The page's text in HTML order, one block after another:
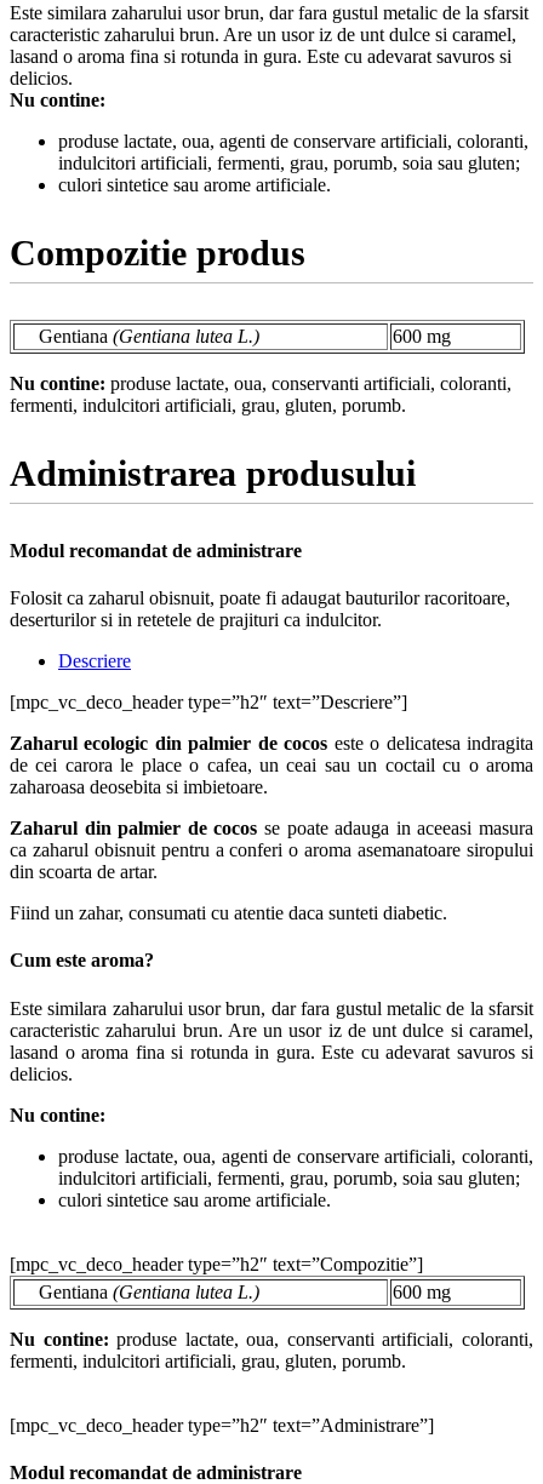
Este similara zaharului usor brun, dar fara gustul metalic de la sfarsit
caracteristic zaharului brun. Are un usor iz de unt dulce si caramel,
lasand o aroma fina si rotunda in gura. Este cu adevarat savuros si
delicios.
Nu contine:
produse lactate, oua, agenti de conservare artificiali, coloranti,
indulcitori artificiali, fermenti, grau, porumb, soia sau gluten;
culori sintetice sau arome artificiale.
Compozitie produs
Gentiana (Gentiana lutea L.) 600 mg
Nu contine: produse lactate, oua, conservanti artificiali, coloranti,
fermenti, indulcitori artificiali, grau, gluten, porumb.
Administrarea produsului
Modul recomandat de administrare
Folosit ca zaharul obisnuit, poate fi adaugat bauturilor racoritoare,
deserturilor si in retetele de prajituri ca indulcitor.
Descriere
[mpc_vc_deco_header type=”h2″ text=”Descriere”]
Zaharul ecologic din palmier de cocos este o delicatesa indragita
de cei carora le place o cafea, un ceai sau un coctail cu o aroma
zaharoasa deosebita si imbietoare.
Zaharul din palmier de cocos se poate adauga in aceeasi masura
ca zaharul obisnuit pentru a conferi o aroma asemanatoare siropului
din scoarta de artar.
Fiind un zahar, consumati cu atentie daca sunteti diabetic.
Cum este aroma?
Este similara zaharului usor brun, dar fara gustul metalic de la sfarsit
caracteristic zaharului brun. Are un usor iz de unt dulce si caramel,
lasand o aroma fina si rotunda in gura. Este cu adevarat savuros si
delicios.
Nu contine:
produse lactate, oua, agenti de conservare artificiali, coloranti,
indulcitori artificiali, fermenti, grau, porumb, soia sau gluten;
culori sintetice sau arome artificiale.
[mpc_vc_deco_header type=”h2″ text=”Compozitie”]
Gentiana (Gentiana lutea L.) 600 mg
Nu contine: produse lactate, oua, conservanti artificiali, coloranti,
fermenti, indulcitori artificiali, grau, gluten, porumb.
[mpc_vc_deco_header type=”h2″ text=”Administrare”]
Modul recomandat de administrare